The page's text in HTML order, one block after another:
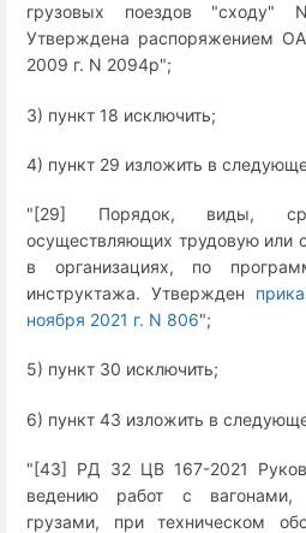
грузовых поездов
Утверждена распоряжением
2009 г. N 2094р";
3) пункт 18 исключить;
4) пункт 29 изложить в
"[29] Порядок, виды,
осуществляющих трудовую или
в организациях, по
инструктажа. Утвержден
ноября 2021 г. N 806";
5) пункт 30 исключить;
6) пункт 43 изложить в
"[43] РД 32 ЦВ 167-2021
ведению работ с
грузами, при техническом